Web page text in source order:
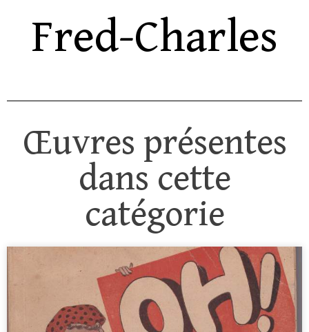
Fred-Charles
Œuvres présentes
dans cette
catégorie